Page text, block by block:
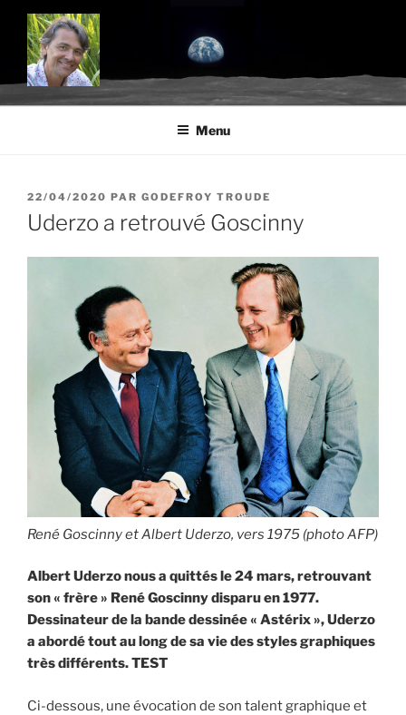
Aller
contenu
principal
BLOG.TROUDE.COM
Science, environnement et citoyenneté
Menu
PUBLIÉ
LE
22/04/2020 PAR GODEFROY TROUDE
Uderzo a retrouvé Goscinny
René Goscinny et Albert Uderzo, vers 1975 (photo AFP)
Albert Uderzo nous a quittés le 24 mars, retrouvant
son « frère » René Goscinny disparu en 1977.
Dessinateur de la bande dessinée « Astérix », Uderzo
a abordé tout au long de sa vie des styles graphiques
très différents. TEST
Ci-dessous, une évocation de son talent graphique et